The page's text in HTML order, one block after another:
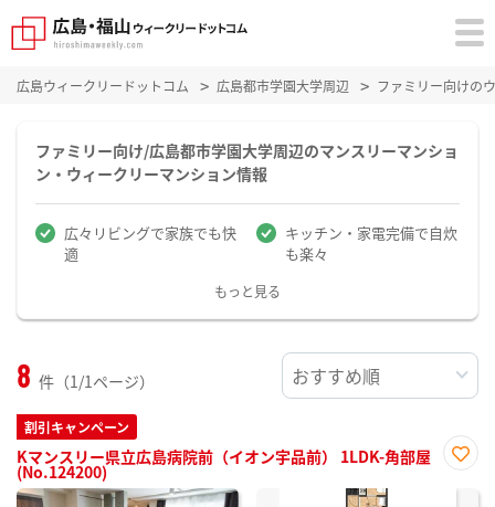
広島ウィークリードットコム 広島都市学園大学周辺 ファミリー向けの
ファミリー向け/広島都市学園大学周辺のマンスリーマンショ
ン・ウィークリーマンション情報
広々リビングで家族でも快
適
キッチン・家電完備で自炊
も楽々
もっと見る
8 件（1/1ページ）
割引キャンペーン
Kマンスリー県立広島病院前（イオン宇品前） 1LDK-角部屋
(No.124200)
に入